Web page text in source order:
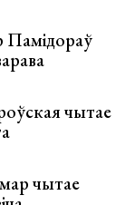
чытае
чытае